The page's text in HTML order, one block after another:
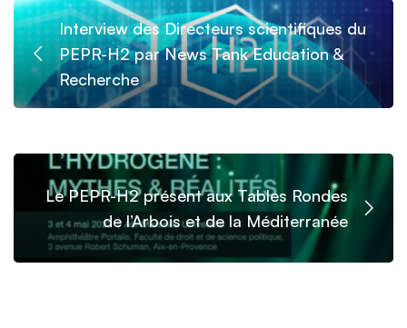
Interview des Directeurs scientifiques du
PEPR-H2 par News Tank Education &
Recherche
Le PEPR-H2 présent aux Tables Rondes
de l’Arbois et de la Méditerranée